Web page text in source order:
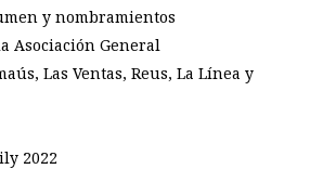
y nombramientos
Asociación General
Las Ventas, Reus, La Línea y
2022